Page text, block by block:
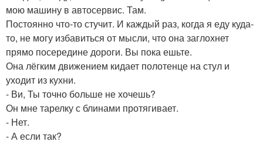
мою машину в автосервис. Там.
Постоянно что-то стучит. И каждый раз, когда я еду куда-
то, не могу избавиться от мысли, что она заглохнет
прямо посередине дороги. Вы пока ешьте.
Она лёгким движением кидает полотенце на стул и
уходит из кухни.
- Ви, Ты точно больше не хочешь?
Он мне тарелку с блинами протягивает.
- Нет.
- А если так?